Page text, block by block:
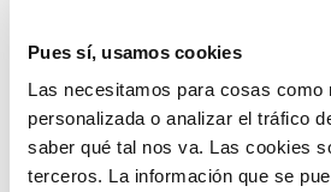
Pues sí, usamos cookies
Las necesitamos para cosas como
personalizada o analizar el tráfico
saber qué tal nos va. Las cookies
terceros. La información que se